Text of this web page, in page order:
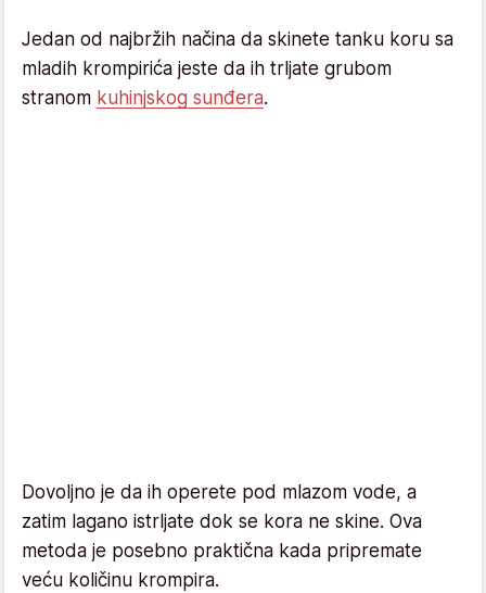
Jedan od najbržih načina da skinete tanku koru sa
mladih krompirića jeste da ih trljate grubom
stranom kuhinjskog sunđera.
Dovoljno je da ih operete pod mlazom vode, a
zatim lagano istrljate dok se kora ne skine. Ova
metoda je posebno praktična kada pripremate
veću količinu krompira.